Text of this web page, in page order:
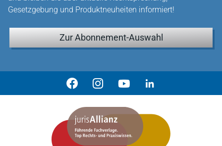
Gesetzgebung und Produktneuheiten informiert!
Zur Abonnement-Auswahl